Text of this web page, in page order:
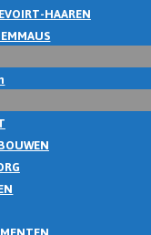
HAAREN